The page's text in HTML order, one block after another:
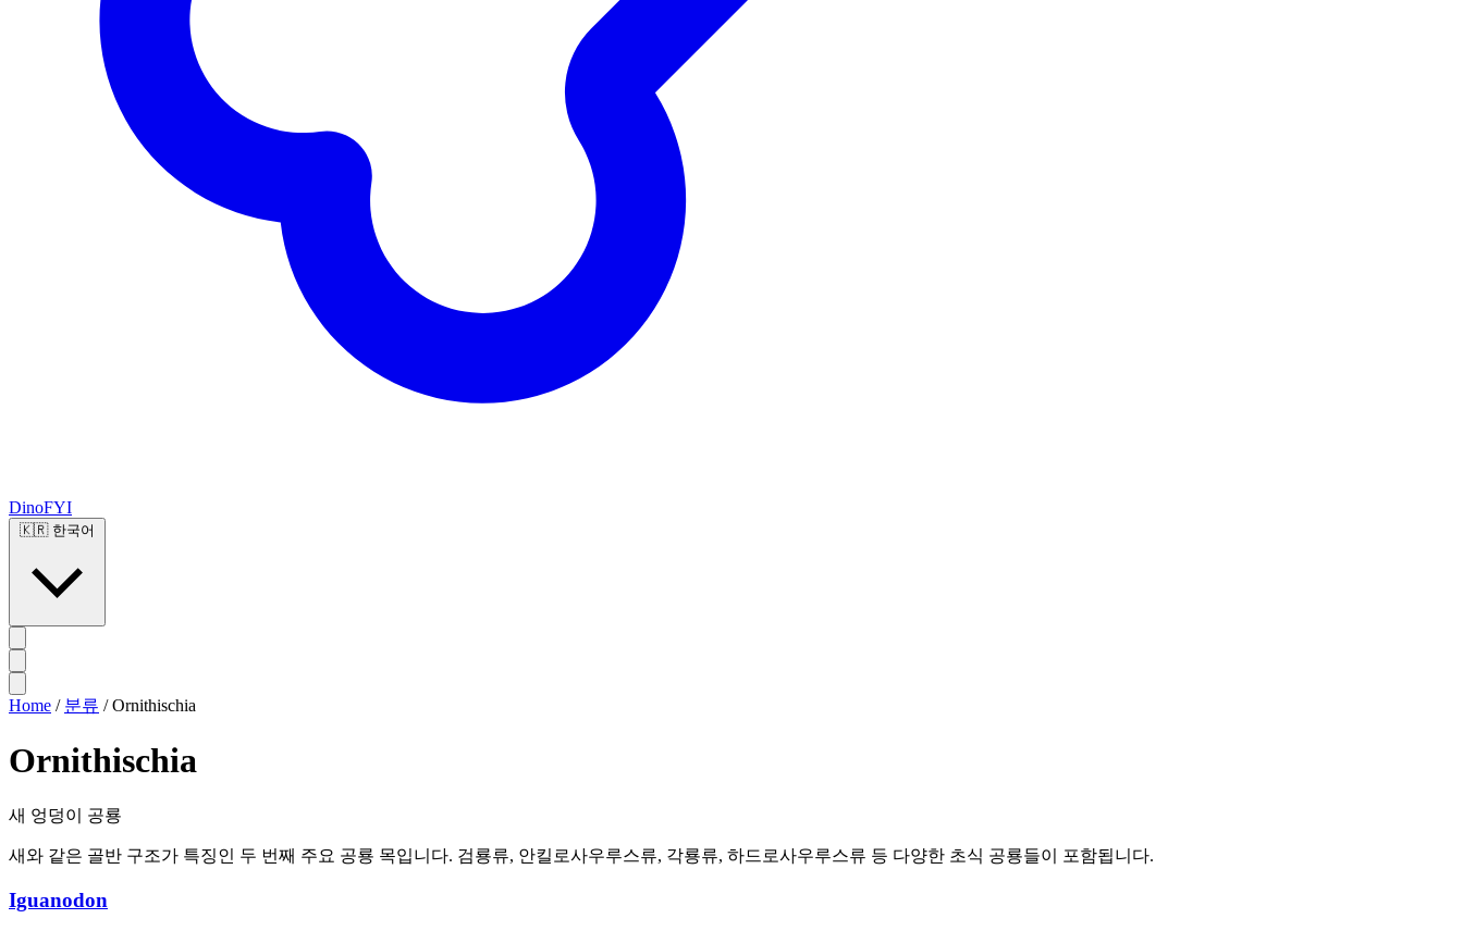
DinoFYI
🇰🇷 한국어
Home / 분류 / Ornithischia
Ornithischia
새 엉덩이 공룡
새와 같은 골반 구조가 특징인 두 번째 주요 공룡 목입니다. 검룡류, 안킬로사우루스류, 각룡류, 하드로사우루스류 등 다양한 초식 공룡들이 포함됩니다.
Iguanodon